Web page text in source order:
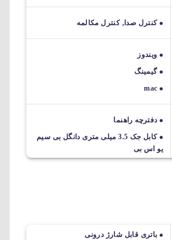
کنترل صدا, کنترل مکالمه
ویندوز
گیمینگ
mac
دفترچه راهنما
کابل جک 3.5 میلی متری دانگل بی سیم
یو اس بی
باتری قابل شارژ درونی